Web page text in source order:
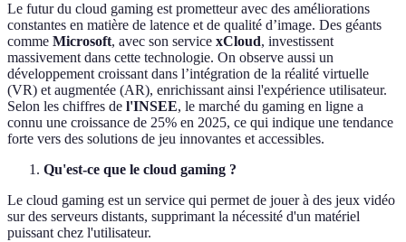
Le futur du cloud gaming est prometteur avec des améliorations
constantes en matière de latence et de qualité d’image. Des géants
comme Microsoft, avec son service xCloud, investissent
massivement dans cette technologie. On observe aussi un
développement croissant dans l’intégration de la réalité virtuelle
(VR) et augmentée (AR), enrichissant ainsi l'expérience utilisateur.
Selon les chiffres de l'INSEE, le marché du gaming en ligne a
connu une croissance de 25% en 2025, ce qui indique une tendance
forte vers des solutions de jeu innovantes et accessibles.
Qu'est-ce que le cloud gaming ?
Le cloud gaming est un service qui permet de jouer à des jeux vidéo
sur des serveurs distants, supprimant la nécessité d'un matériel
puissant chez l'utilisateur.